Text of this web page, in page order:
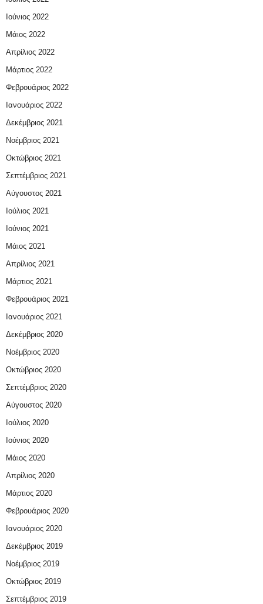
Ιούνιος 2022
Μάιος 2022
Απρίλιος 2022
Μάρτιος 2022
Φεβρουάριος 2022
Ιανουάριος 2022
Δεκέμβριος 2021
Νοέμβριος 2021
Οκτώβριος 2021
Σεπτέμβριος 2021
Αύγουστος 2021
Ιούλιος 2021
Ιούνιος 2021
Μάιος 2021
Απρίλιος 2021
Μάρτιος 2021
Φεβρουάριος 2021
Ιανουάριος 2021
Δεκέμβριος 2020
Νοέμβριος 2020
Οκτώβριος 2020
Σεπτέμβριος 2020
Αύγουστος 2020
Ιούλιος 2020
Ιούνιος 2020
Μάιος 2020
Απρίλιος 2020
Μάρτιος 2020
Φεβρουάριος 2020
Ιανουάριος 2020
Δεκέμβριος 2019
Νοέμβριος 2019
Οκτώβριος 2019
Σεπτέμβριος 2019